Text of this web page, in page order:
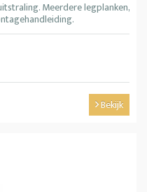
Meerdere legplanken,
Bekijk